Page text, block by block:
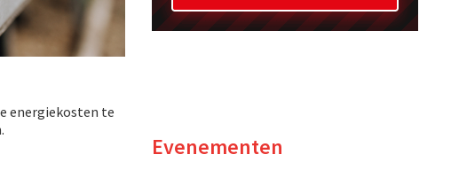
energiekosten te
Evenementen